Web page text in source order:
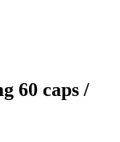
60 caps /